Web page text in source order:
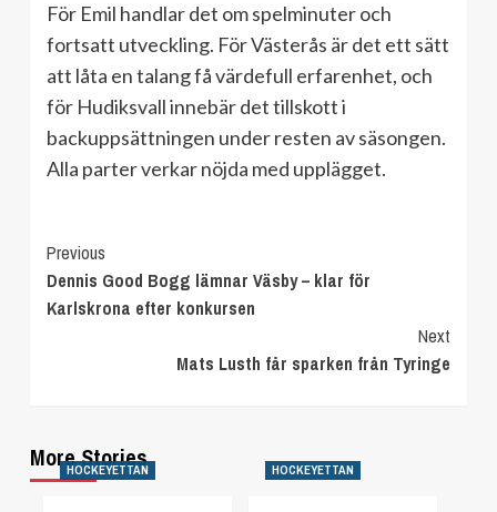
För Emil handlar det om spelminuter och
fortsatt utveckling. För Västerås är det ett sätt
att låta en talang få värdefull erfarenhet, och
för Hudiksvall innebär det tillskott i
backuppsättningen under resten av säsongen.
Alla parter verkar nöjda med upplägget.
Continue
Reading
Previous
Dennis Good Bogg lämnar Väsby – klar för
Karlskrona efter konkursen
Next
Mats Lusth får sparken från Tyringe
More Stories
HOCKEYETTAN HOCKEYETTAN